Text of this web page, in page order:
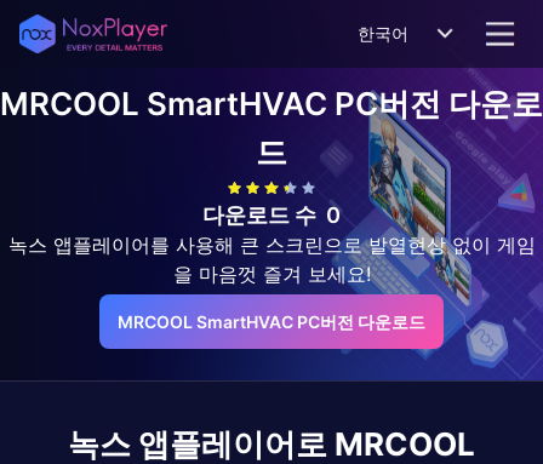
한국어
MRCOOL SmartHVAC PC버전 다운로
드
다운로드 수 0
녹스 앱플레이어를 사용해 큰 스크린으로 발열현상 없이 게임
을 마음껏 즐겨 보세요!
MRCOOL SmartHVAC PC버전 다운로드
녹스 앱플레이어로 MRCOOL